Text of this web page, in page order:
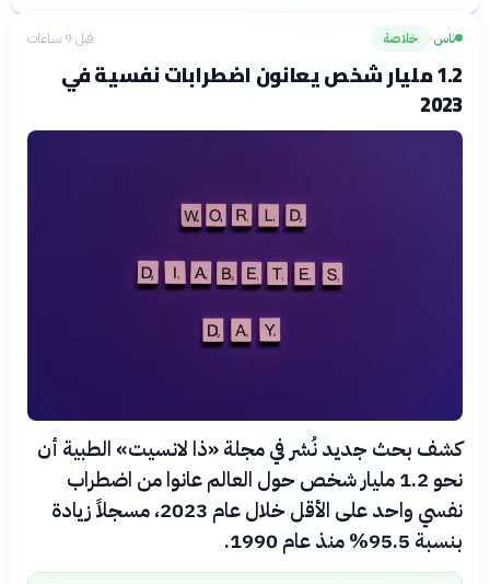
ناس› خلاصة قبل 9 ساعات
1.2 مليار شخص يعانون اضطرابات نفسية في
2023
كشف بحث جديد نُشر في مجلة «ذا لانسيت» الطبية أن
نحو 1.2 مليار شخص حول العالم عانوا من اضطراب
نفسي واحد على الأقل خلال عام 2023، مسجلاً زيادة
بنسبة 95.5% منذ عام 1990.